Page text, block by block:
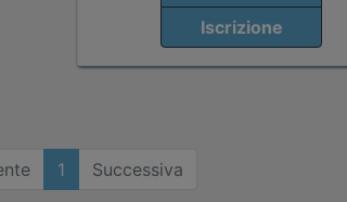
Iscrizione
1 Successiva